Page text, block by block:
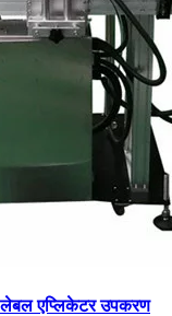
लेबल एप्लिकेटर उपकरण